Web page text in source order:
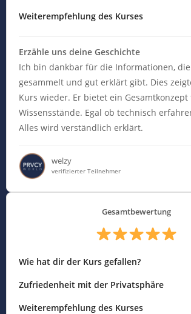
Weiterempfehlung des Kurses
Erzähle uns deine Geschichte
Ich bin dankbar für die Informationen,
gesammelt und gut erklärt gibt. Dies
Kurs wieder. Er bietet ein
Wissensstände. Egal ob technisch
Alles wird verständlich erklärt.
welzy
verifizierter Teilnehmer
Gesamtbewertung
Wie hat dir der Kurs gefallen?
Zufriedenheit mit der Privatsphäre
Weiterempfehlung des Kurses